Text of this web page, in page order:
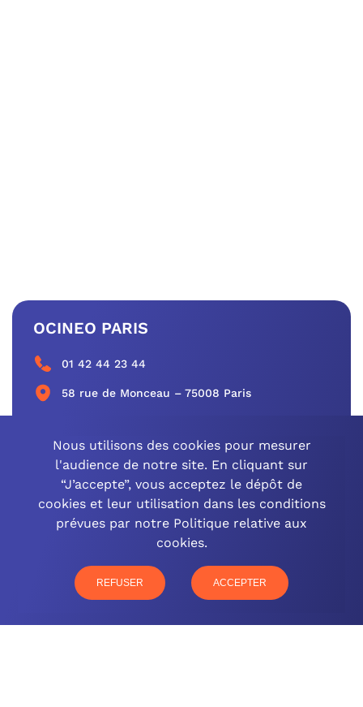
OCINEO PARIS
01 42 44 23 44
58 rue de Monceau – 75008 Paris
CONTACTEZ-NOUS
OCINEO GRAND EST
77 rue Paul Douce – 51480 Damery
CONTACTEZ-NOUS
Nous utilisons des cookies pour mesurer
l'audience de notre site. En cliquant sur
“J’accepte”, vous acceptez le dépôt de
cookies et leur utilisation dans les conditions
prévues par notre Politique relative aux
cookies.
REFUSER ACCEPTER